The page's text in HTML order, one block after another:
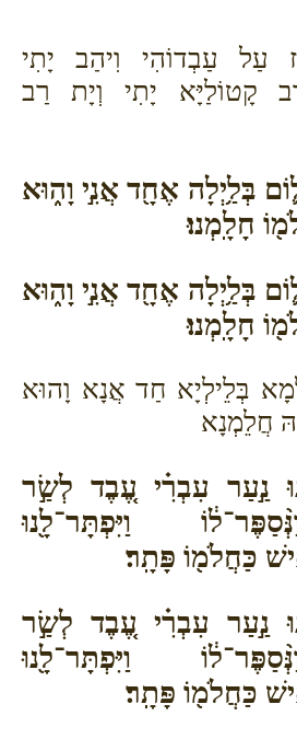
עַל עַבְדוֹהִי וִיהַב יָתִי
קָטוֹלַיָּא יָתִי וְיָת רַב
בְּלַ֥יְלָה אֶחָ֖ד אֲנִ֣י וָה֑וּא
חָלָֽמְנוּ׃
בְּלַ֥יְלָה אֶחָ֖ד אֲנִ֣י וָה֑וּא
חָלָֽמְנוּ׃
בְּלֵילְיָא חַד אֲנָא וָהוּא
חֲלֵמְנָא
נַ֣עַר עִבְרִ֗י עֶ֚בֶד לְשַׂ֣ר
וַיִּפְתָּר־לָ֖נוּ
כַּחֲלֹמ֖וֹ פָּתָֽר׃
נַ֣עַר עִבְרִ֗י עֶ֚בֶד לְשַׂ֣ר
וַיִּפְתָּר־לָ֖נוּ
כַּחֲלֹמ֖וֹ פָּתָֽר׃